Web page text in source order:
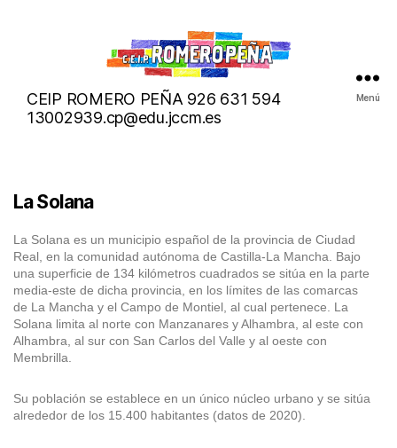
micoleromero.org Menú
CEIP ROMERO PEÑA 926 631 594
13002939.cp@edu.jccm.es
La Solana
La Solana es un municipio español de la provincia de Ciudad
Real, en la comunidad autónoma de Castilla-La Mancha. Bajo
una superficie de 134 kilómetros cuadrados se sitúa en la parte
media-este de dicha provincia, en los límites de las comarcas
de La Mancha y el Campo de Montiel, al cual pertenece. La
Solana limita al norte con Manzanares y Alhambra, al este con
Alhambra, al sur con San Carlos del Valle y al oeste con
Membrilla.
Su población se establece en un único núcleo urbano y se sitúa
alrededor de los 15.400 habitantes (datos de 2020).